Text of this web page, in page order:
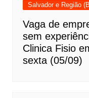
Salvador e Região
Vaga de
sem
Clinica Fisio
sexta (05/09)